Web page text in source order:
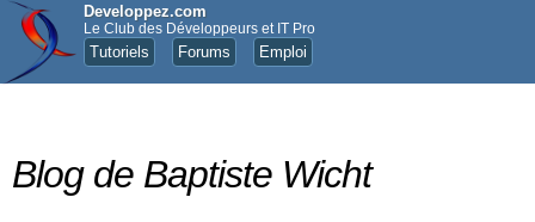
Developpez.com
Le Club des Développeurs et IT Pro
Tutoriels Forums Emploi
Blog de Baptiste Wicht